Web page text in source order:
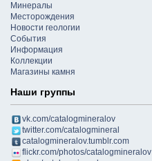
Минералы
Месторождения
Новости геологии
События
Информация
Коллекции
Магазины камня
Наши группы
vk.com/catalogmineralov
twitter.com/catalogmineral
catalogmineralov.tumblr.com
flickr.com/photos/catalogmineralov